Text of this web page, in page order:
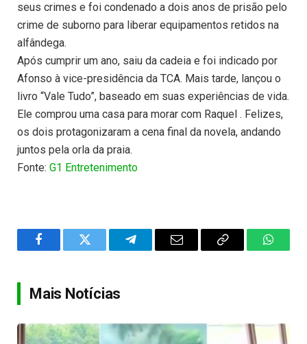
seus crimes e foi condenado a dois anos de prisão pelo
crime de suborno para liberar equipamentos retidos na
alfândega.
Após cumprir um ano, saiu da cadeia e foi indicado por
Afonso à vice-presidência da TCA. Mais tarde, lançou o
livro “Vale Tudo”, baseado em suas experiências de vida.
Ele comprou uma casa para morar com Raquel . Felizes,
os dois protagonizaram a cena final da novela, andando
juntos pela orla da praia.
Fonte: G1 Entretenimento
FacebookTwitter TelegramEmail
Copy
Mais Notícias